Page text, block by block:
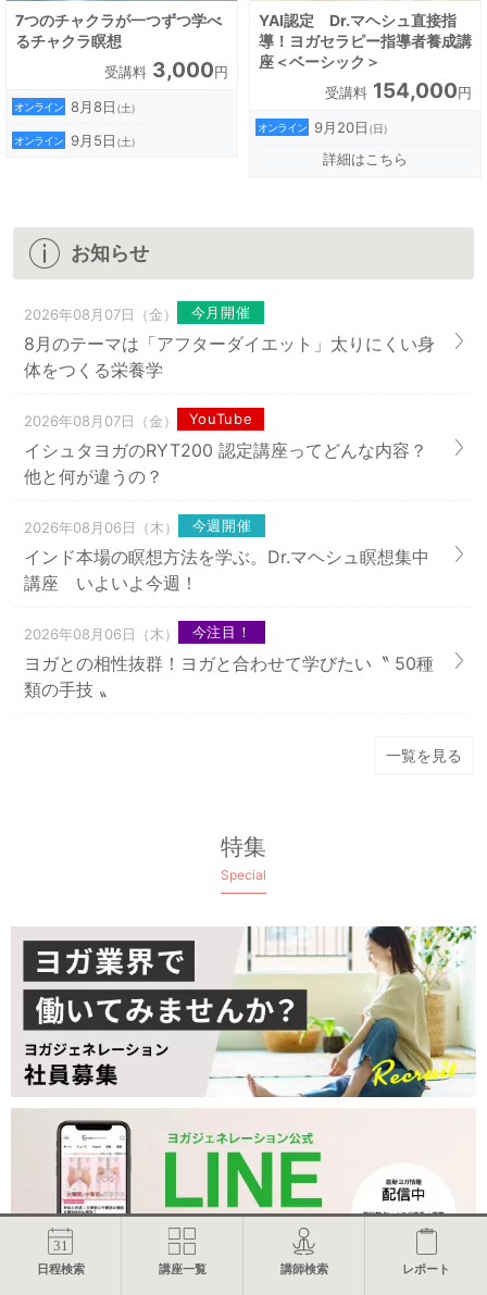
得）
・RYT200認定講師
・Awakened Spirit Yoga 瞑想講師養成講座終了 by
Leza Lowitz
・Rudray Yogalayaヨガセラピーベーシック講座終了
・Rudray Yogalayaヨガセラピーアドバンス講座終了
・Atma Jyot Yoga in India 100時間講師養成講座終了
・サンアンドムーン 認定解剖学講師養成講座終了
・バクティヨガ・ナダヨガ講師養成講座終了
・Omoluluマタニティヨガ講師養成講座終了
・ブリスベイビー産後・マタニティヨガ講師養成講座
・ヨガエドキッズヨガ講師養成講座終了
・ジュディ・クラップヨガセラピー講座終了
・sakura yogaボディーワーク通訳講座終了
・IYCキレイになるヨガ指導者養成講座終了
・チャイルドボディワークセラピスト講師養成講座終
了
・小児救急救命講座終了
7つのチャクラが一つずつ学べ
るチャクラ瞑想
受講料 3,000円
オンライン 8月8日（土）
オンライン 9月5日（土）
YAI認定 Dr.マヘシュ直接指
導！ヨガセラピー指導者養成講
座＜ベーシック＞
受講料 154,000円
オンライン 9月20日（日）
詳細はこちら
お知らせ
2026年08月07日（金） 今月開催
8月のテーマは「アフターダイエット」太りにくい身
体をつくる栄養学
2026年08月07日（金） YouTube
イシュタヨガのRYT200 認定講座ってどんな内容？
他と何が違うの？
2026年08月06日（木） 今週開催
インド本場の瞑想方法を学ぶ。Dr.マヘシュ瞑想集中
講座 いよいよ今週！
2026年08月06日（木） 今注目！
ヨガとの相性抜群！ヨガと合わせて学びたい〝 50種
類の手技 〟
一覧を見る
特集
Special
日程検索 講座一覧 講師検索 レポート